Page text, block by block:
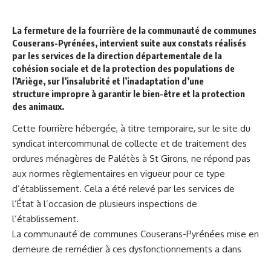
La fermeture de la fourrière de la communauté de communes
Couserans-Pyrénées, intervient suite aux constats réalisés
par les services de la direction départementale de la
cohésion sociale et de la protection des populations de
l’Ariège, sur l’insalubrité et l’inadaptation d’une
structure impropre à garantir le bien-être et la protection
des animaux.
Cette fourrière hébergée, à titre temporaire, sur le site du
syndicat intercommunal de collecte et de traitement des
ordures ménagères de Palétès à St Girons, ne répond pas
aux normes règlementaires en vigueur pour ce type
d’établissement. Cela a été relevé par les services de
l’État à l’occasion de plusieurs inspections de
l’établissement.
La communauté de communes Couserans-Pyrénées mise en
demeure de remédier à ces dysfonctionnements a dans